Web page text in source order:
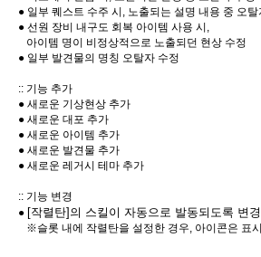
● 일부 퀘스트 수주 시, 노출되는 설명 내용 중 오탈
● 선원 장비 내구도 회복 아이템 사용 시,
아이템 명이 비정상적으로 노출되던 현상 수정
● 일부 발견물의 명칭 오탈자 수정
:: 기능 추가
● 새로운 기상현상 추가
● 새로운 대포 추가
● 새로운 아이템 추가
● 새로운 발견물 추가
● 새로운 레거시 테마 추가
:: 기능 변경
● [작렬탄]의 스킬이 자동으로 발동되도록 변
※슬롯 내에 작렬탄을 설정한 경우, 아이콘은 표